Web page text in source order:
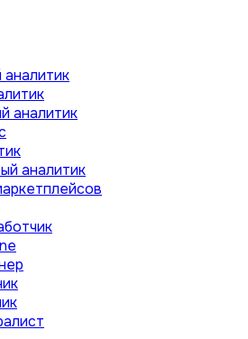
аналитик
аналитик